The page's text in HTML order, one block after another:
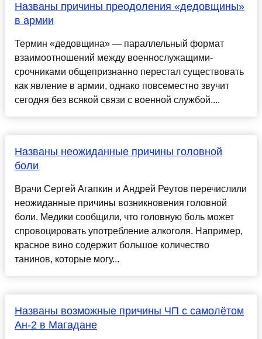
Названы причины преодоления «дедовщины»
в армии
Термин «дедовщина» — параллельный формат
взаимоотношений между военнослужащими-
срочниками общепризнанно перестал существовать
как явление в армии, однако повсеместно звучит
сегодня без всякой связи с военной службой....
Названы неожиданные причины головной
боли
Врачи Сергей Агапкин и Андрей Реутов перечислили
неожиданные причины возникновения головной
боли. Медики сообщили, что головную боль может
спровоцировать употребление алкоголя. Например,
красное вино содержит большое количество
танинов, которые могу...
Названы возможные причины ЧП с самолётом
Ан-2 в Магадане